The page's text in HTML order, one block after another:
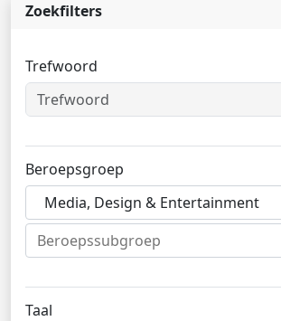
Zoekfilters
Trefwoord
Beroepsgroep
Media, Design & Entertainment
Taal